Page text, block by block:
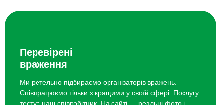
Перевірені
враження
Ми ретельно підбираємо організаторів вражень.
Співпрацюємо тільки з кращими у своїй сфері. Послугу
тестує наш співробітник. На сайті — реальні фото і